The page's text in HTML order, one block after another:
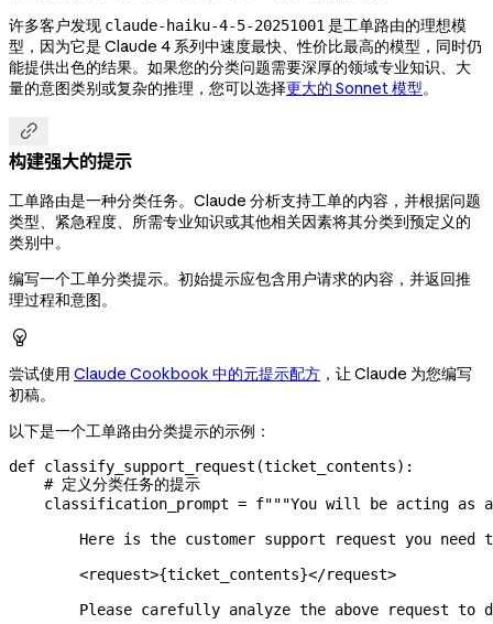
许多客户发现 claude-haiku-4-5-20251001 是工单路由的理想模
型，因为它是 Claude 4 系列中速度最快、性价比最高的模型，同时仍
能提供出色的结果。如果您的分类问题需要深厚的领域专业知识、大
量的意图类别或复杂的推理，您可以选择更大的 Sonnet 模型。

构建强大的提示
工单路由是一种分类任务。Claude 分析支持工单的内容，并根据问题
类型、紧急程度、所需专业知识或其他相关因素将其分类到预定义的
类别中。
编写一个工单分类提示。初始提示应包含用户请求的内容，并返回推
理过程和意图。

尝试使用 Claude Cookbook 中的元提示配方 ，让 Claude 为您编写
初稿。
以下是一个工单路由分类提示的示例：
def classify_support_request (ticket_contents):
    # 定义分类任务的提示
    classification_prompt
= f"""You will be acting as
Here is the customer support request you need
        <request>
{ticket_contents}</request>
Please carefully analyze the above request to